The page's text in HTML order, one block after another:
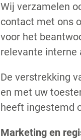
Wij verzamelen
contact met ons
voor het
relevante interne
De verstrekking
en met uw
heeft ingestemd
Marketing en